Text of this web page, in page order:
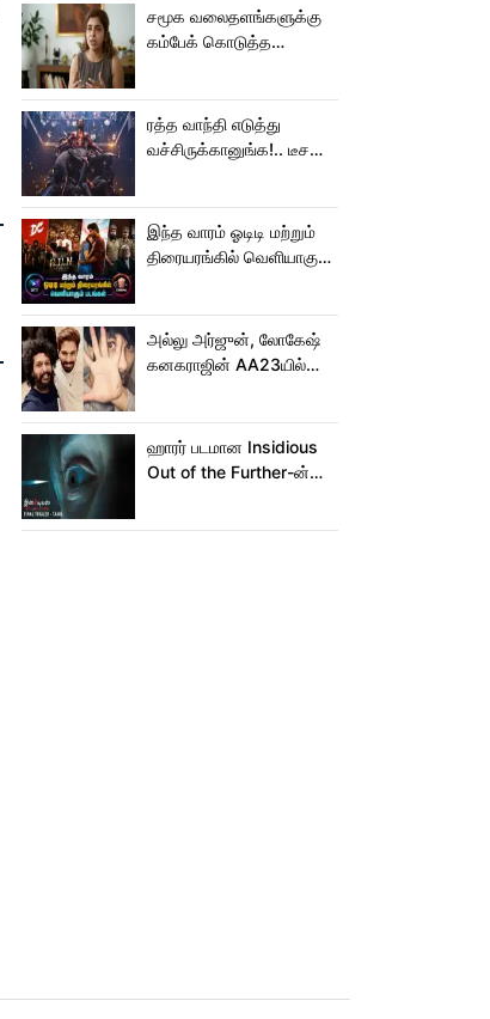
சமூக வலைதளங்களுக்கு
கம்பேக் கொடுத்த
ரத்த வாந்தி எடுத்து
வச்சிருக்கானுங்க!.. டீசரை
பிழைக்குமா?
இந்த வாரம் ஓடிடி மற்றும்
திரையரங்கில் வெளியாகும்
அல்லு அர்ஜுன், லோகேஷ்
கனகராஜின் AA23யில்
ஹாரர் படமான Insidious
Out of the Further-ன்